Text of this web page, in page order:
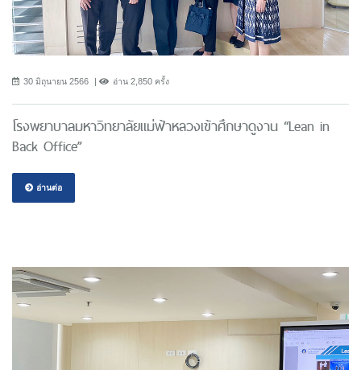
30 มิถุนายน 2566 อ่าน 2,850 ครั้ง
โรงพยาบาลมหาวิทยาลัยแม่ฟ้าหลวงเข้าศึกษาดูงาน “Lean in
Back Office”
อ่านต่อ